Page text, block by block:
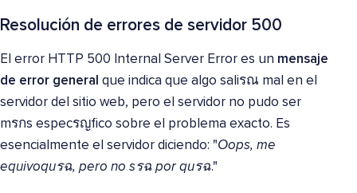
Resolución de errores de servidor 500
El error HTTP 500 Internal Server Error es un mensaje
de error general que indica que algo saliรณ mal en el
servidor del sitio web, pero el servidor no pudo ser
mรกs especรญfico sobre el problema exacto. Es
esencialmente el servidor diciendo: "Oops, me
equivoquรฉ, pero no sรฉ por quรฉ."